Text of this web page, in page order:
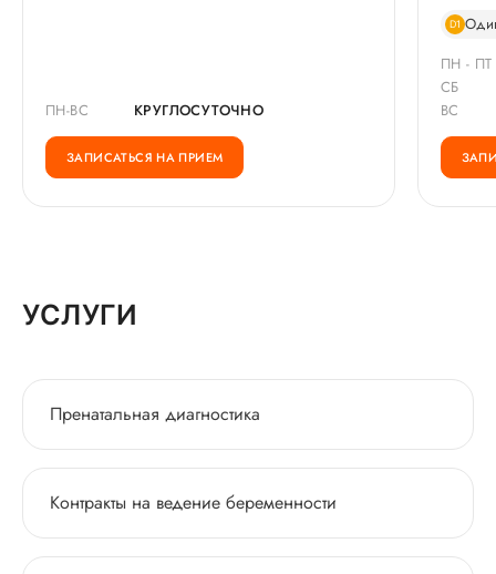
ПН-ВС КРУГЛОСУТОЧНО
ЗАПИСАТЬСЯ НА ПРИЕМ
D1
ПН - ПТ
СБ
ВС
УСЛУГИ
Пренатальная диагностика
Контракты на ведение беременности